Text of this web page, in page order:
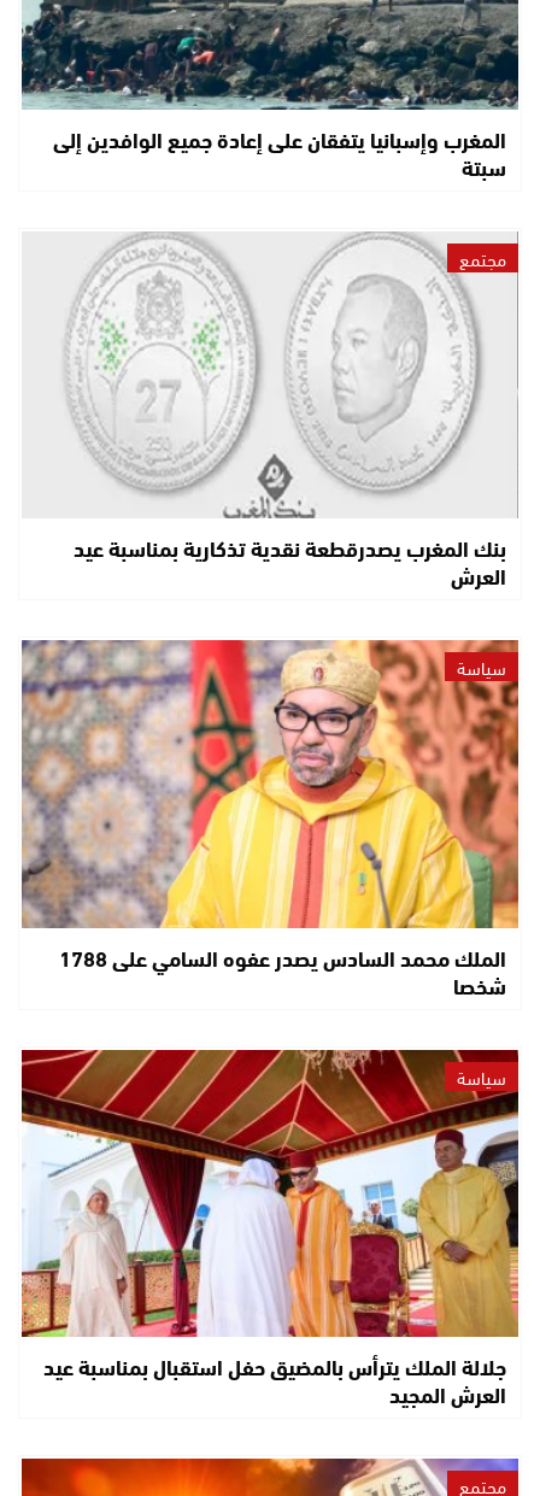
المغرب وإسبانيا يتفقان على إعادة جميع الوافدين إلى
سبتة
مجتمع
بنك المغرب يصدرقطعة نقدية تذكارية بمناسبة عيد
العرش
سياسة
الملك محمد السادس يصدر عفوه السامي على 1788
شخصا
سياسة
جلالة الملك يترأس بالمضيق حفل استقبال بمناسبة عيد
العرش المجيد
مجتمع